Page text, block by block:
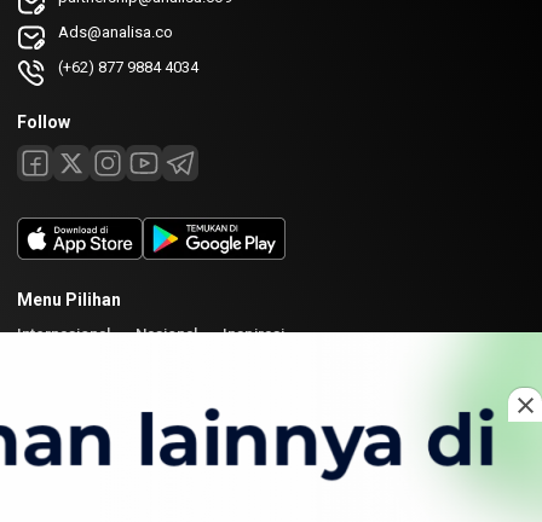
Ads@analisa.co
(+62) 877 9884 4034
Follow
Menu Pilihan
Internasional Nasional Inspirasi
Redaksi Kirim Karya
Copyright © 2026 Analisa. All rights reserved.